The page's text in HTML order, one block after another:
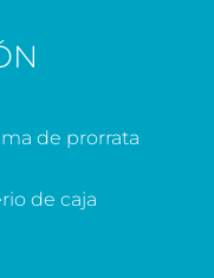
de prorrata
de caja